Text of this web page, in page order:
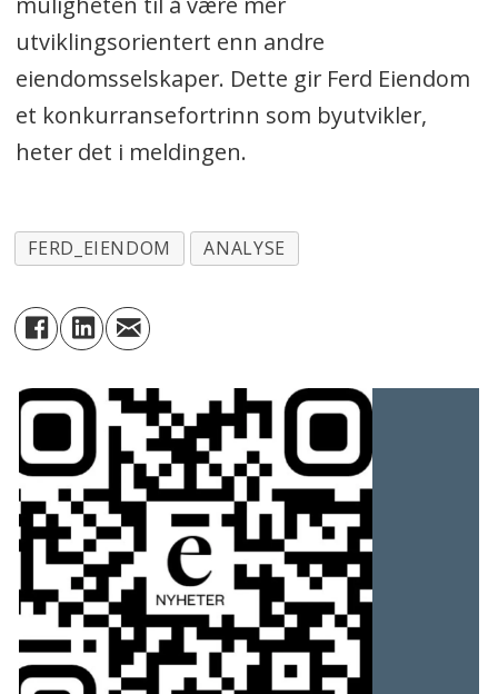
utviklingsorientert enn andre
eiendomsselskaper. Dette gir Ferd Eiendom
et konkurransefortrinn som byutvikler,
heter det i meldingen.
FERD_EIENDOM ANALYSE